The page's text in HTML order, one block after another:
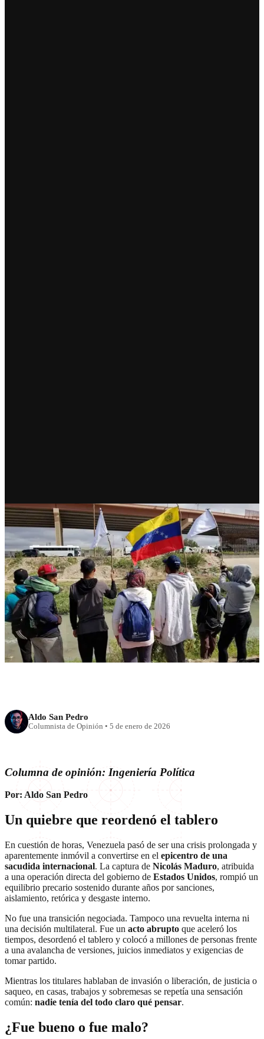
RECIENTE
Venezuela: más preguntas que
banderas
Aldo San Pedro
Columnista de Opinión • 5 de enero de 2026
Columna de opinión: Ingeniería Política
Por: Aldo San Pedro
Un quiebre que reordenó el tablero
En cuestión de horas, Venezuela pasó de ser una crisis prolongada y
aparentemente inmóvil a convertirse en el epicentro de una
sacudida internacional. La captura de Nicolás Maduro, atribuida
a una operación directa del gobierno de Estados Unidos, rompió un
equilibrio precario sostenido durante años por sanciones,
aislamiento, retórica y desgaste interno.
No fue una transición negociada. Tampoco una revuelta interna ni
una decisión multilateral. Fue un acto abrupto que aceleró los
tiempos, desordenó el tablero y colocó a millones de personas frente
a una avalancha de versiones, juicios inmediatos y exigencias de
tomar partido.
Mientras los titulares hablaban de invasión o liberación, de justicia o
saqueo, en casas, trabajos y sobremesas se repetía una sensación
común: nadie tenía del todo claro qué pensar.
¿Fue bueno o fue malo?